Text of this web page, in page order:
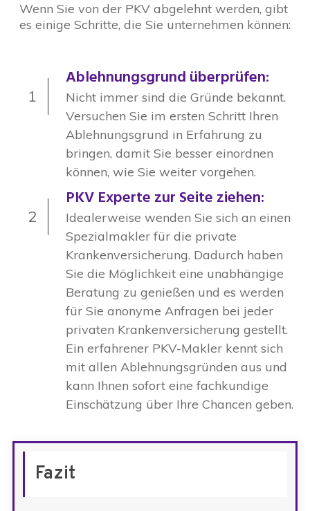
Wenn Sie von der PKV abgelehnt werden, gibt
es einige Schritte, die Sie unternehmen können:
1
Ablehnungsgrund überprüfen:
Nicht immer sind die Gründe bekannt.
Versuchen Sie im ersten Schritt Ihren
Ablehnungsgrund in Erfahrung zu
bringen, damit Sie besser einordnen
können, wie Sie weiter vorgehen.
2
PKV Experte zur Seite ziehen:
Idealerweise wenden Sie sich an einen
Spezialmakler für die private
Krankenversicherung. Dadurch haben
Sie die Möglichkeit eine unabhängige
Beratung zu genießen und es werden
für Sie anonyme Anfragen bei jeder
privaten Krankenversicherung gestellt.
Ein erfahrener PKV-Makler kennt sich
mit allen Ablehnungsgründen aus und
kann Ihnen sofort eine fachkundige
Einschätzung über Ihre Chancen geben.
Fazit